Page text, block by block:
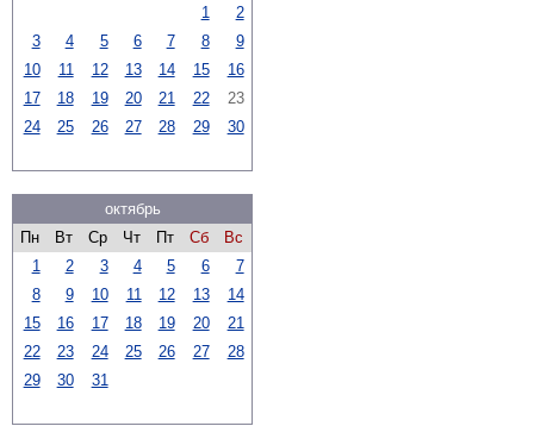
1
2
3
4 5 6 7 8
9
10
11 12 13 14 15
16
17
18 19 20 21 22
23
24
25 26 27 28 29 30
октябрь
Пн
Вт Ср Чт Пт Сб
Вс
1
2 3 4 5 6
7
8
9 10 11 12 13
14
15
16 17 18 19 20
21
22
23 24 25 26 27
28
29
30 31